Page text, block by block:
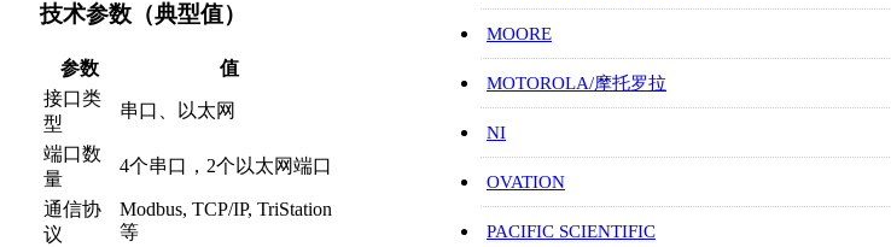
技术参数（典型值）
参数
值
接口类
型
串口、以太网
端口数
量
4个串口，2个以太网端口
通信协
议
Modbus, TCP/IP, TriStation
等
MOORE
MOTOROLA/摩托罗拉
NI
OVATION
PACIFIC SCIENTIFIC